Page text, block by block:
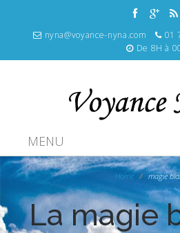
nyna@voyance-nyna.com
01
De 8H à
MENU
Home magie
La magie